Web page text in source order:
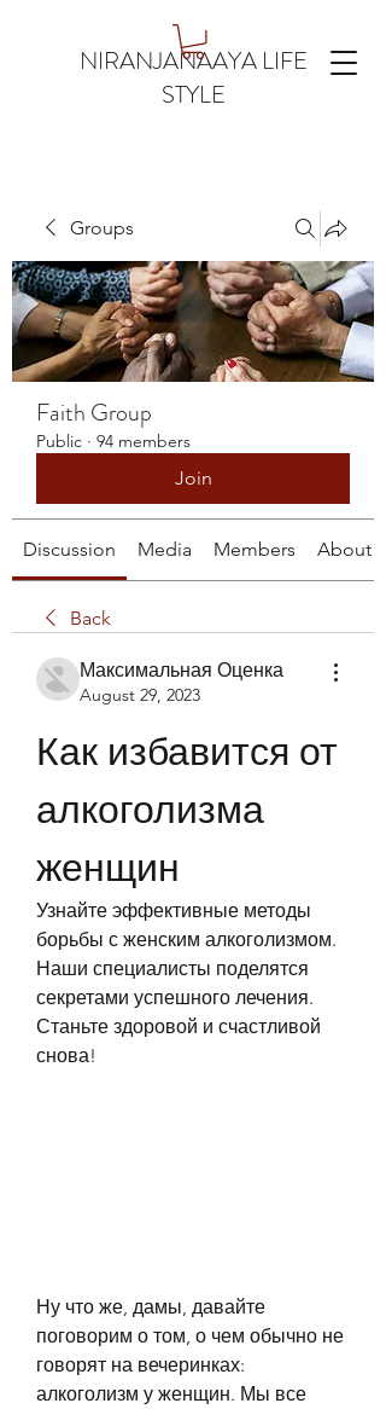
NIRANJANAAYA LIFE
STYLE
Groups
Faith Group
Public · 94 members
Join
Discussion Media Members About
Back
Максимальная Оценка
August 29, 2023
Как избавится от
алкоголизма
женщин
Узнайте эффективные методы
борьбы с женским алкоголизмом.
Наши специалисты поделятся
секретами успешного лечения.
Станьте здоровой и счастливой
снова!
Ну что же, дамы, давайте
поговорим о том, о чем обычно не
говорят на вечеринках:
алкоголизм у женщин. Мы все